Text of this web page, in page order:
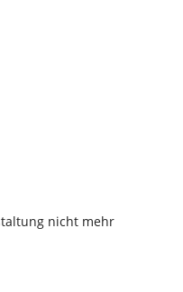
nicht mehr